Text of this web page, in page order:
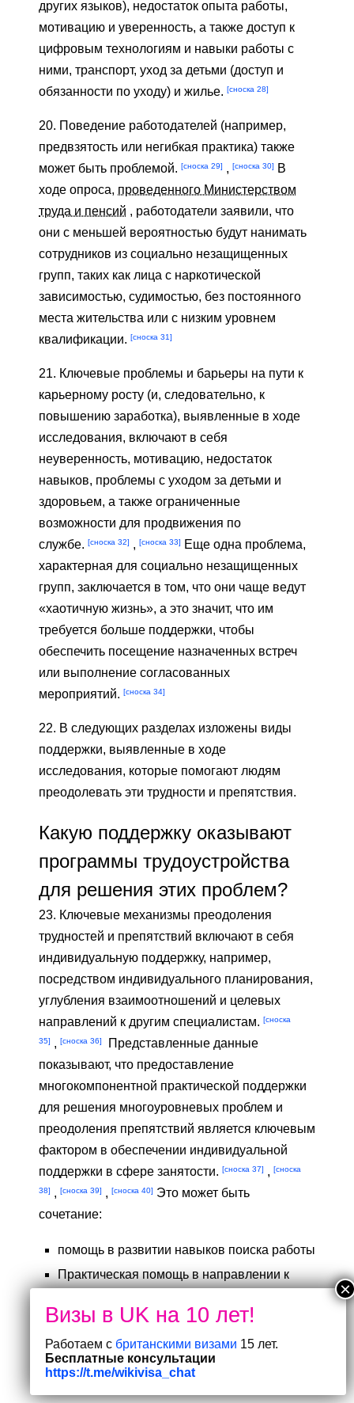
других языков), недостаток опыта работы,
мотивацию и уверенность, а также доступ к
цифровым технологиям и навыки работы с
ними, транспорт, уход за детьми (доступ и
обязанности по уходу) и жилье. [сноска 28]
20. Поведение работодателей (например,
предвзятость или негибкая практика) также
может быть проблемой. [сноска 29] , [сноска 30]
В
ходе опроса, проведенного Министерством
труда и пенсий , работодатели заявили, что
они с меньшей вероятностью будут нанимать
сотрудников из социально незащищенных
групп, таких как лица с наркотической
зависимостью, судимостью, без постоянного
места жительства или с низким уровнем
квалификации. [сноска 31]
21. Ключевые проблемы и барьеры на пути к
карьерному росту (и, следовательно, к
повышению заработка), выявленные в ходе
исследования, включают в себя
неуверенность, мотивацию, недостаток
навыков, проблемы с уходом за детьми и
здоровьем, а также ограниченные
возможности для продвижения по
службе. [сноска 32] , [сноска 33]
Еще одна проблема,
характерная для социально незащищенных
групп, заключается в том, что они чаще ведут
«хаотичную жизнь», а это значит, что им
требуется больше поддержки, чтобы
обеспечить посещение назначенных встреч
или выполнение согласованных
мероприятий. [сноска 34]
22. В следующих разделах изложены виды
поддержки, выявленные в ходе
исследования, которые помогают людям
преодолевать эти трудности и препятствия.
Какую поддержку оказывают
программы трудоустройства
для решения этих проблем?
23. Ключевые механизмы преодоления
трудностей и препятствий включают в себя
индивидуальную поддержку, например,
посредством индивидуального планирования,
углубления взаимоотношений и целевых
направлений к другим специалистам. [сноска
35] , [сноска 36]
Представленные данные
показывают, что предоставление
многокомпонентной практической поддержки
для решения многоуровневых проблем и
преодоления препятствий является ключевым
фактором в обеспечении индивидуальной
поддержки в сфере занятости. [сноска 37] , [сноска
38] , [сноска 39] , [сноска 40] Это может быть
сочетание:
помощь в развитии навыков поиска работы
Практическая помощь в направлении к
(например, финансирование поездок/
обучения).
согласованное обучение навыкам
Работаем с британскими визами 15 лет.
Бесплатные консультации
https://t.me/wikivisa_chat